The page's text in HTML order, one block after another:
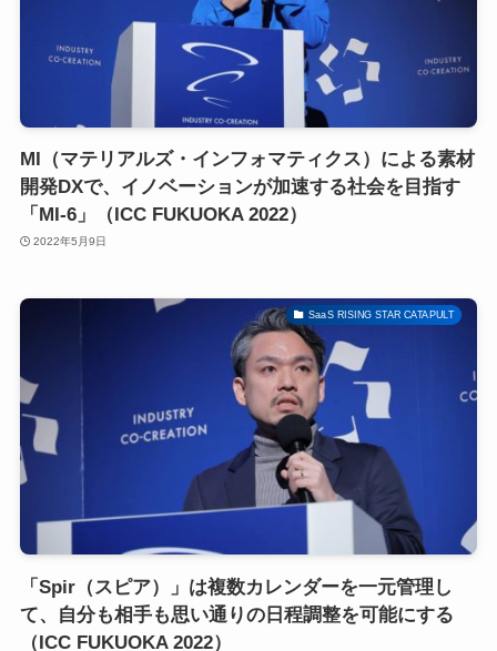
MI（マテリアルズ・インフォマティクス）による素材
開発DXで、イノベーションが加速する社会を目指す
「MI-6」（ICC FUKUOKA 2022）
2022年5月9日
SaaS RISING STAR CATAPULT
「Spir（スピア）」は複数カレンダーを一元管理し
て、自分も相手も思い通りの日程調整を可能にする
（ICC FUKUOKA 2022）